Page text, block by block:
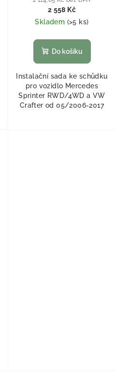
2 558 Kč
Skladem (>5 ks)
Do košíku
Instalační sada ke schůdku
pro vozidlo Mercedes
Sprinter RWD/4WD a VW
Crafter od 05/2006-2017